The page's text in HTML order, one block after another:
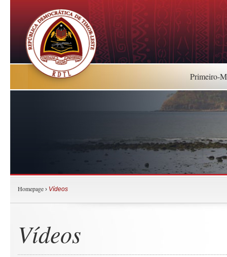
Primeiro-
Homepage › Vídeos
Vídeos